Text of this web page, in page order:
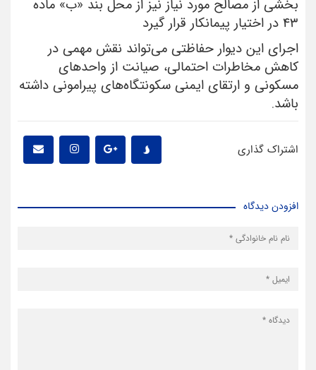
بخشی از مصالح مورد نیاز نیز از محل بند «ب» ماده
۴۳ در اختیار پیمانکار قرار گیرد
اجرای این دیوار حفاظتی می‌تواند نقش مهمی در
کاهش مخاطرات احتمالی، صیانت از واحدهای
مسکونی و ارتقای ایمنی سکونتگاه‌های پیرامونی داشته
باشد.
اشتراک گذاری
افزودن دیدگاه